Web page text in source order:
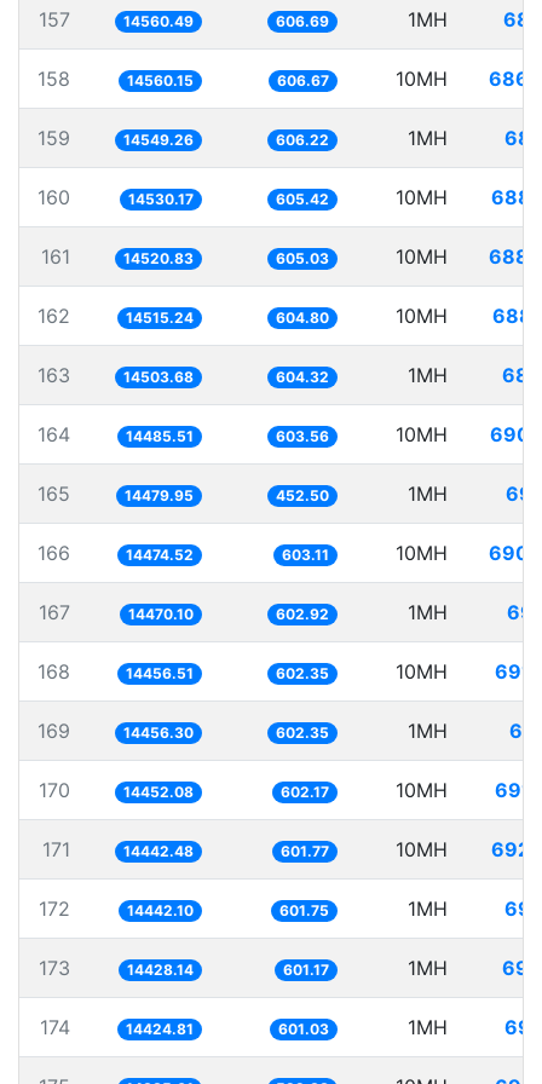
157 14560.49 606.69 1MH
158 14560.15 606.67 10MH
159 14549.26 606.22 1MH
160 14530.17 605.42 10MH
161 14520.83 605.03 10MH
162 14515.24 604.80 10MH
163 14503.68 604.32 1MH
164 14485.51 603.56 10MH
165 14479.95 452.50 1MH
166 14474.52 603.11 10MH
167 14470.10 602.92 1MH
168 14456.51 602.35 10MH
169 14456.30 602.35 1MH
170 14452.08 602.17 10MH
171 14442.48 601.77 10MH
172 14442.10 601.75 1MH
173 14428.14 601.17 1MH
174 14424.81 601.03 1MH